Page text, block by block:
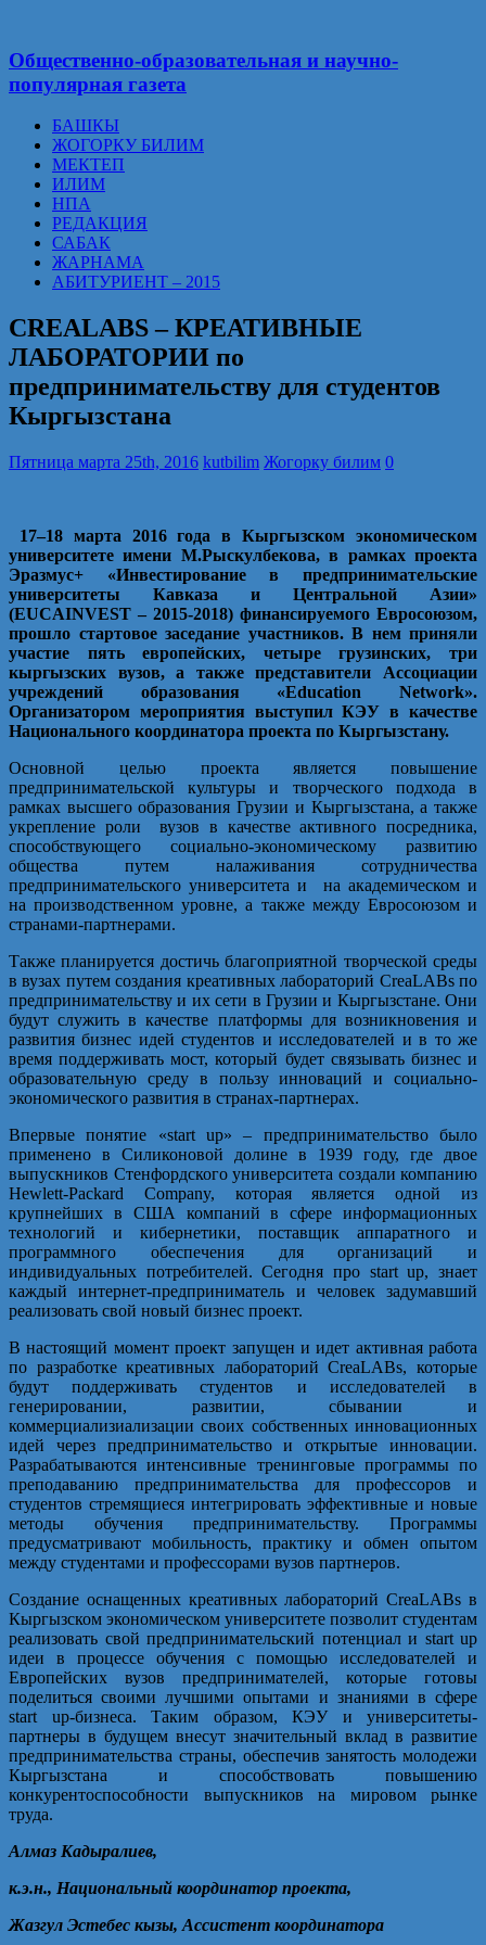
Общественно-образовательная и научно-
популярная газета
БАШКЫ
ЖОГОРКУ БИЛИМ
МЕКТЕП
ИЛИМ
НПА
РЕДАКЦИЯ
САБАК
ЖАРНАМА
АБИТУРИЕНТ – 2015
CREALABS – КРЕАТИВНЫЕ
ЛАБОРАТОРИИ по
предпринимательству для студентов
Кыргызстана
Пятница марта 25th, 2016 kutbilim Жогорку билим 0
17–18 марта 2016 года в Кыргызском экономическом
университете имени М.Рыскулбекова, в рамках проекта
Эразмус+ «Инвестирование в предпринимательские
университеты Кавказа и Центральной Азии»
(EUCAINVEST – 2015-2018) финансируемого Евросоюзом,
прошло стартовое заседание участников. В нем приняли
участие пять европейских, четыре грузинских, три
кыргызских вузов, а также представители Ассоциации
учреждений образования «Education Network».
Организатором мероприятия выступил КЭУ в качестве
Национального координатора проекта по Кыргызстану.
Основной целью проекта является повышение
предпринимательской культуры и творческого подхода в
рамках высшего образования Грузии и Кыргызстана, а также
укрепление роли вузов в качестве активного посредника,
способствующего социально-экономическому развитию
общества путем налаживания сотрудничества
предпринимательского университета и на академическом и
на производственном уровне, а также между Евросоюзом и
странами-партнерами.
Также планируется достичь благоприятной творческой среды
в вузах путем создания креативных лабораторий CreaLABs по
предпринимательству и их сети в Грузии и Кыргызстане. Они
будут служить в качестве платформы для возникновения и
развития бизнес идей студентов и исследователей и в то же
время поддерживать мост, который будет связывать бизнес и
образовательную среду в пользу инноваций и социально-
экономического развития в странах-партнерах.
Впервые понятие «start up» – предпринимательство было
применено в Силиконовой долине в 1939 году, где двое
выпускников Стенфордского университета создали компанию
Hewlett-Packard Company, которая является одной из
крупнейших в США компаний в сфере информационных
технологий и кибернетики, поставщик аппаратного и
программного обеспечения для организаций и
индивидуальных потребителей. Сегодня про start up, знает
каждый интернет-предприниматель и человек задумавший
реализовать свой новый бизнес проект.
В настоящий момент проект запущен и идет активная работа
по разработке креативных лабораторий CreaLABs, которые
будут поддерживать студентов и исследователей в
генерировании, развитии, сбывании и
коммерциализиализации своих собственных инновационных
идей через предпринимательство и открытые инновации.
Разрабатываются интенсивные тренинговые программы по
преподаванию предпринимательства для профессоров и
студентов стремящиеся интегрировать эффективные и новые
методы обучения предпринимательству. Программы
предусматривают мобильность, практику и обмен опытом
между студентами и профессорами вузов партнеров.
Создание оснащенных креативных лабораторий CreaLABs в
Кыргызском экономическом университете позволит студентам
реализовать свой предпринимательский потенциал и start up
идеи в процессе обучения с помощью исследователей и
Европейских вузов предпринимателей, которые готовы
поделиться своими лучшими опытами и знаниями в сфере
start up-бизнеса. Таким образом, КЭУ и университеты-
партнеры в будущем внесут значительный вклад в развитие
предпринимательства страны, обеспечив занятость молодежи
Кыргызстана и способствовать повышению
конкурентоспособности выпускников на мировом рынке
труда.
Алмаз Кадыралиев,
к.э.н., Национальный координатор проекта,
Жазгул Эстебес кызы, Ассистент координатора